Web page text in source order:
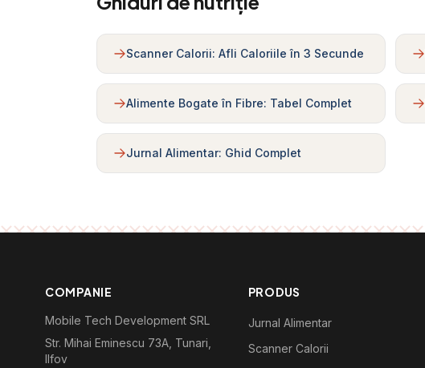
Scanner Calorii: Afli Caloriile în 3 Secunde
Alimente Bogate în Fibre: Tabel Complet
Jurnal Alimentar: Ghid Complet
COMPANIE
Mobile Tech Development SRL
Str. Mihai Eminescu 73A, Tunari,
Ilfov
PRODUS
Jurnal Alimentar
Scanner Calorii